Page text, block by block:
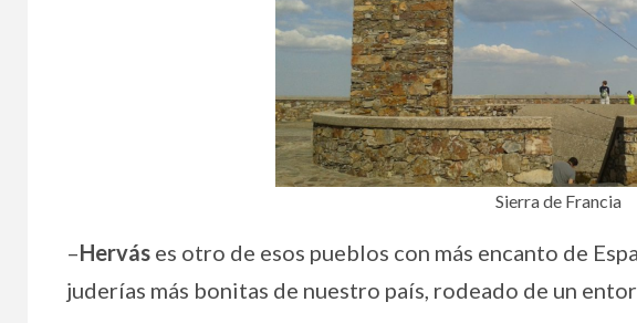
Sierra de Francia
–Hervás es otro de esos pueblos con más encanto de
juderías más bonitas de nuestro país, rodeado de un